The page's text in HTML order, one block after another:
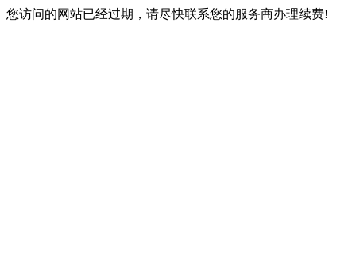
您访问的网站已经过期，请尽快联系您的服务商办理续费!